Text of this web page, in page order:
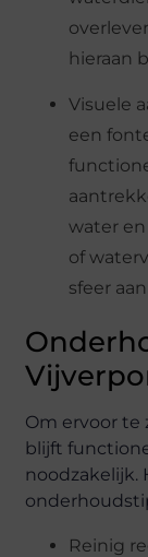
hieraan
Visuele
een
water
of
sfeer
Om ervoor te
blijft
noodzakelijk.
Reinig